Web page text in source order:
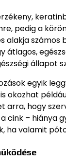
pedig a
alakja
átlagos,
állapot
egyik
okozhat
hogy
cink – hiánya
ha valamit